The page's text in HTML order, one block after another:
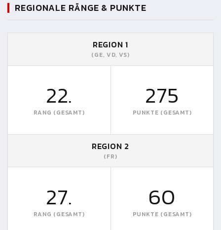
REGIONALE RÄNGE & PUNKTE
REGION 1
(GE, VD, VS)
22.
RANG (GESAMT)
275
PUNKTE (GESAMT)
REGION 2
(FR)
27.
RANG (GESAMT)
60
PUNKTE (GESAMT)